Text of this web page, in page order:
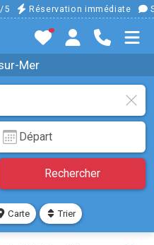
5 Réservation immédiate
Mer
Rechercher
Carte Trier